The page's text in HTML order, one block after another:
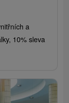
a
10% sleva